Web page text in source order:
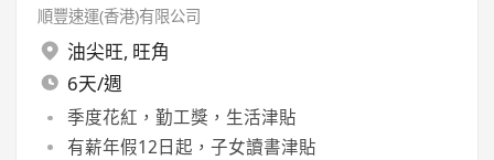
順豐速運(香港)有限公司
油尖旺, 旺角
6天/週
季度花紅，勤工獎，生活津貼
有薪年假12日起，子女讀書津貼